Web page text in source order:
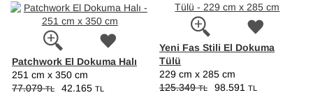
Yeni Fas Stili El Dokuma
Tülü
229 cm x 285 cm
125.349TL 98.591 TL
Patchwork El Dokuma Halı
251 cm x 350 cm
77.079TL 42.165 TL